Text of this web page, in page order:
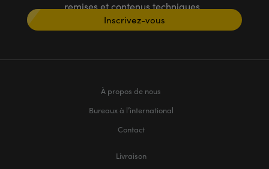
remises et contenus techniques
Inscrivez-vous
À propos de nous
Bureaux à l’international
Contact
Livraison